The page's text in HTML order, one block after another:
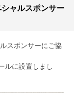
ャルスポンサー
スポンサーにご協
ルに設置しまし